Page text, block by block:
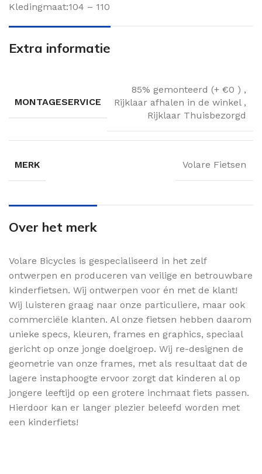
Kledingmaat:104 – 110
Extra informatie
MONTAGESERVICE
85% gemonteerd (+ €0 ) ,
Rijklaar afhalen in de winkel ,
Rijklaar Thuisbezorgd
MERK Volare Fietsen
Over het merk
Volare Bicycles is gespecialiseerd in het zelf
ontwerpen en produceren van veilige en betrouwbare
kinderfietsen. Wij ontwerpen voor én met de klant!
Wij luisteren graag naar onze particuliere, maar ook
commerciële klanten. Al onze fietsen hebben daarom
unieke specs, kleuren, frames en graphics, speciaal
gericht op onze jonge doelgroep. Wij re-designen de
geometrie van onze frames, met als resultaat dat de
lagere instaphoogte ervoor zorgt dat kinderen al op
jongere leeftijd op een grotere inchmaat fiets passen.
Hierdoor kan er langer plezier beleefd worden met
een kinderfiets!